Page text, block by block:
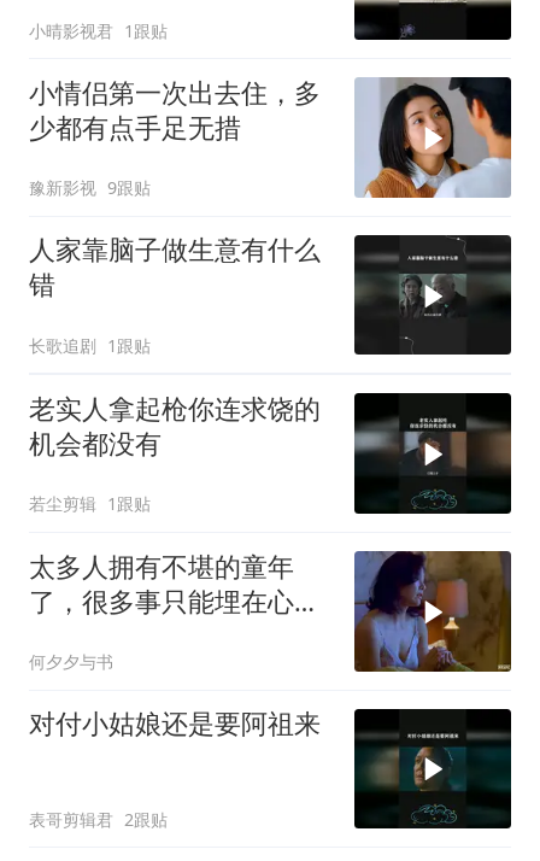
小晴影视君 1跟贴
小情侣第一次出去住，多
少都有点手足无措
豫新影视 9跟贴
人家靠脑子做生意有什么
错
长歌追剧 1跟贴
老实人拿起枪你连求饶的
机会都没有
若尘剪辑 1跟贴
太多人拥有不堪的童年
了，很多事只能埋在心
何夕夕与书
对付小姑娘还是要阿祖来
表哥剪辑君 2跟贴